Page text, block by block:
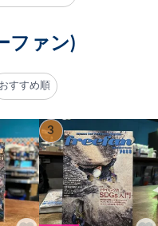
ファン)
おすすめ順
3